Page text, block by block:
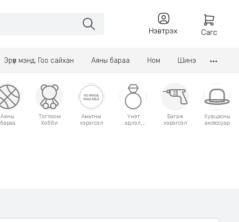
Нэвтрэх Сагс
Эрүүл мэнд, Гоо сайхан Аяны бараа Ном Шинэ
Аяны
бараа
Тоглоом
Хобби
Амьтны
хэрэгсэл
Үнэт
эдлэл,
Багаж
хэрэгсэл
Хувцасны
аксессуар